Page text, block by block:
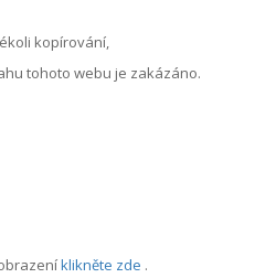
kopírování,
tohoto webu je zakázáno.
klikněte zde .